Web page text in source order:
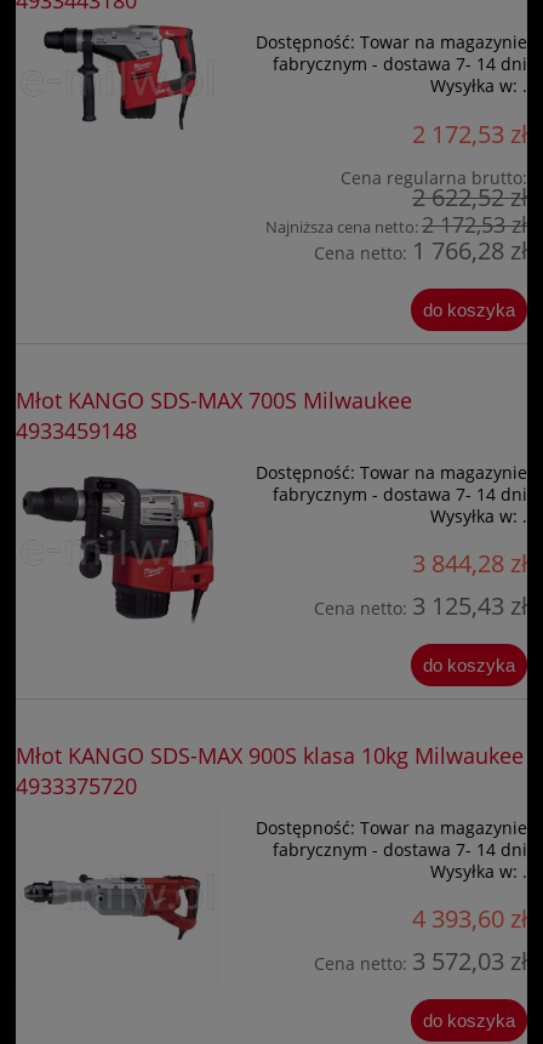
Dostępność: Towar na magazynie
fabrycznym - dostawa 7- 14 dni
Wysyłka w: .
2 172,53 zł
Cena regularna brutto:
2 622,52 zł
Najniższa cena netto:2 172,53 zł
Cena netto: 1 766,28 zł
do koszyka
Młot KANGO SDS-MAX 700S Milwaukee
4933459148
Dostępność: Towar na magazynie
fabrycznym - dostawa 7- 14 dni
Wysyłka w: .
3 844,28 zł
Cena netto: 3 125,43 zł
do koszyka
Młot KANGO SDS-MAX 900S klasa 10kg Milwaukee
4933375720
Dostępność: Towar na magazynie
fabrycznym - dostawa 7- 14 dni
Wysyłka w: .
4 393,60 zł
Cena netto: 3 572,03 zł
do koszyka